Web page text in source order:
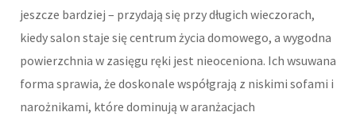
jeszcze bardziej – przydają się przy długich wieczorach,
kiedy salon staje się centrum życia domowego, a wygodna
powierzchnia w zasięgu ręki jest nieoceniona. Ich wsuwana
forma sprawia, że doskonale współgrają z niskimi sofami i
narożnikami, które dominują w aranżacjach